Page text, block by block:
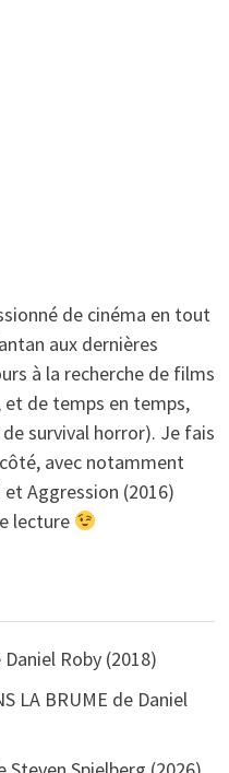
de cinéma en tout
aux dernières
à la recherche de films
et de temps en temps,
survival horror). Je fais
avec notamment
et Aggression (2016)
lecture
Daniel Roby (2018)
LA BRUME de Daniel